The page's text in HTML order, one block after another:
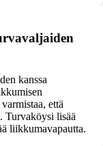
kanssa
että
Turvaköysi lisää
liikkumavapautta.